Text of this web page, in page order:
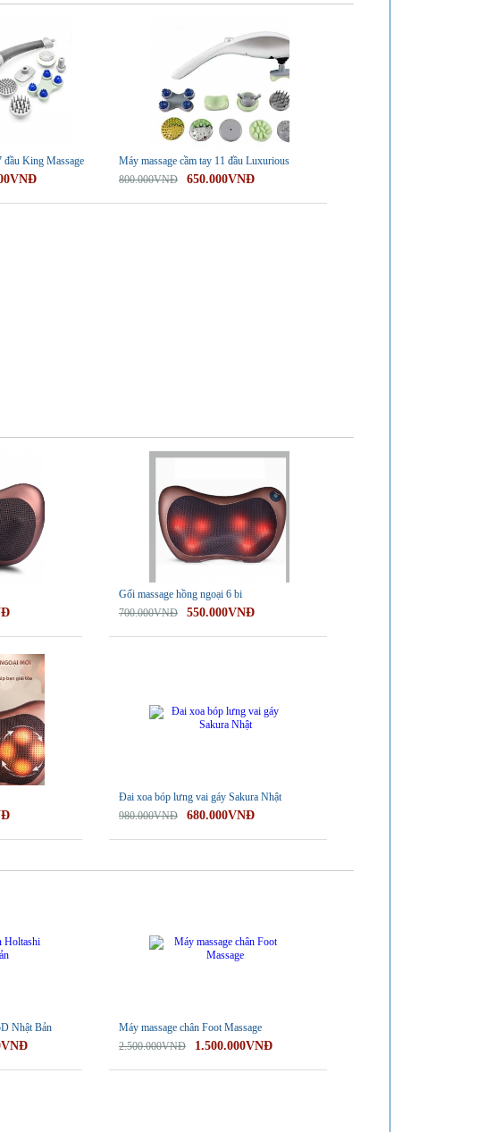
đầu King Massage
Máy massage cầm tay 11 đầu Luxurious
800.000VNĐ
650.000VNĐ
Gối massage hồng ngoại 6 bi
700.000VNĐ
550.000VNĐ
Đai xoa bóp lưng vai gáy Sakura Nhật
980.000VNĐ
680.000VNĐ
Nhật Bản
Máy massage chân Foot Massage
2.500.000VNĐ
1.500.000VNĐ